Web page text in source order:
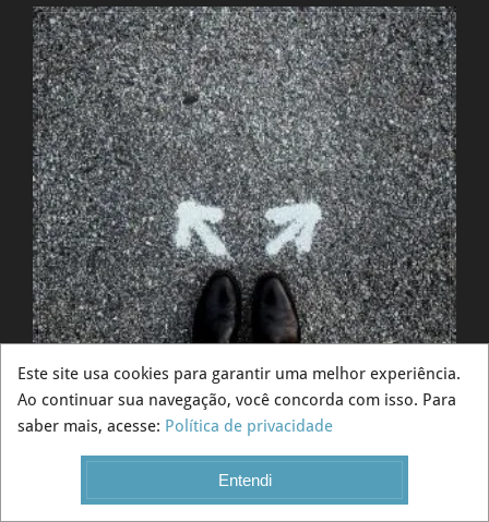
04/03/2021
Custo de oportunidade – Como tomar
Este site usa cookies para garantir uma melhor experiência.
Ao continuar sua navegação, você concorda com isso. Para
saber mais, acesse: Política de privacidade
Entendi